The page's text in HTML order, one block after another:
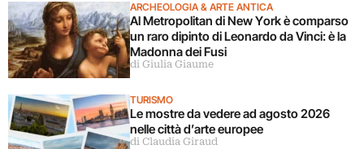
ARCHEOLOGIA & ARTE ANTICA
Al Metropolitan di New York è comparso
un raro dipinto di Leonardo da Vinci: è la
Madonna dei Fusi
di Giulia Giaume
TURISMO
Le mostre da vedere ad agosto 2026
nelle città d’arte europee
di Claudia Giraud